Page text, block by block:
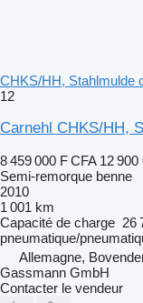
CHKS/HH, Stahlmulde
12
Carnehl CHKS/HH,
8 459 000 F CFA 12 900
Semi-remorque benne
2010
1 001 km
Capacité de charge 26
pneumatique/
Allemagne,
Gassmann GmbH
Contacter le vendeur